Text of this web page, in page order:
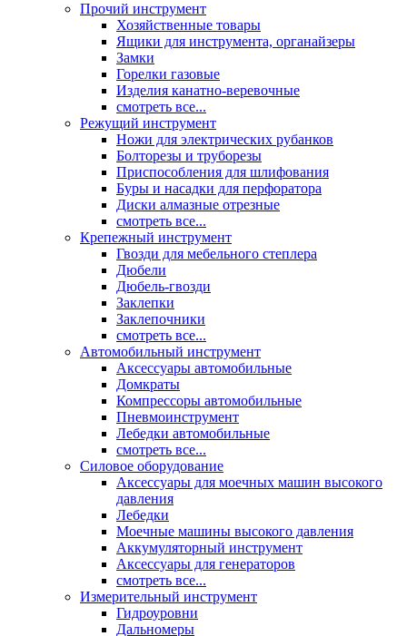
Прочий инструмент
Хозяйственные товары
Ящики для инструмента, органайзеры
Замки
Горелки газовые
Изделия канатно-веревочные
смотреть все...
Режущий инструмент
Ножи для электрических рубанков
Болторезы и труборезы
Приспособления для шлифования
Буры и насадки для перфоратора
Диски алмазные отрезные
смотреть все...
Крепежный инструмент
Гвозди для мебельного степлера
Дюбели
Дюбель-гвозди
Заклепки
Заклепочники
смотреть все...
Автомобильный инструмент
Аксессуары автомобильные
Домкраты
Компрессоры автомобильные
Пневмоинструмент
Лебедки автомобильные
смотреть все...
Силовое оборудование
Аксессуары для моечных машин высокого
давления
Лебедки
Моечные машины высокого давления
Аккумуляторный инструмент
Аксессуары для генераторов
смотреть все...
Измерительный инструмент
Гидроуровни
Дальномеры